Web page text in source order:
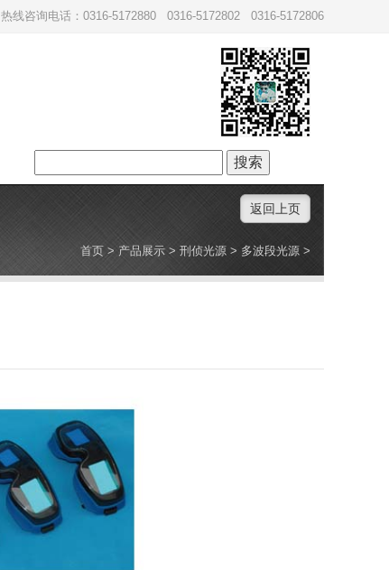
热线咨询电话：0316-5172880 0316-5172802 0316-5172806
索：
返回上页
首页 > 产品展示 > 刑侦光源 > 多波段光源 >